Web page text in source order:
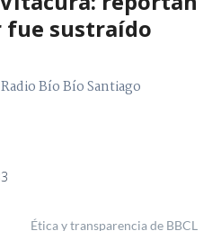
fue sustraído
Bío Bío Santiago
Ética y transparencia de BBCL